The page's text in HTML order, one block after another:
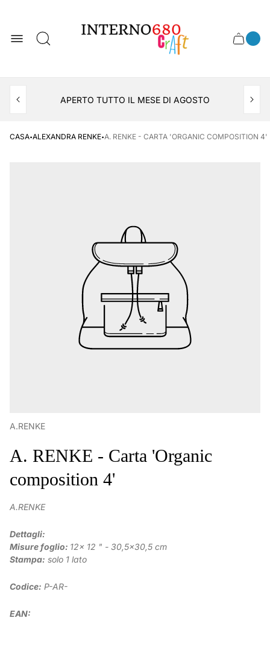
del
negozio
Cassetto
APERTO TUTTO IL MESE DI AGOSTO
CASA·ALEXANDRA RENKE·A. RENKE - CARTA 'ORGANIC COMPOSITION 4'
A.RENKE
A. RENKE - Carta 'Organic
composition 4'
A.RENKE
Dettagli:
Misure foglio: 12x 12 " - 30,5x30,5 cm
Stampa: solo 1 lato
Codice: P-AR-
EAN: